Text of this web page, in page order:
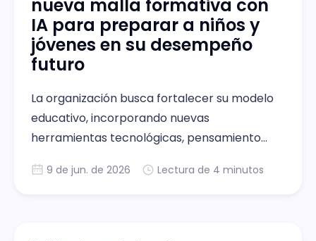
nueva malla formativa con
IA para preparar a niños y
jóvenes en su desempeño
futuro
La organización busca fortalecer su modelo
educativo, incorporando nuevas
herramientas tecnológicas, pensamiento
para enfrentar los cambios que la
9 de jun. de 2026 Lectura de 4 minutos